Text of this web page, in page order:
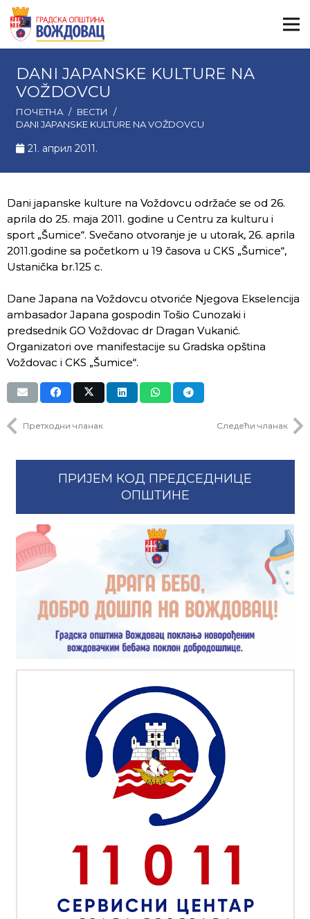
DANI JAPANSKE KULTURE NA
VOŽDOVCU
ПОЧЕТНА / ВЕСТИ
/
DANI JAPANSKE KULTURE NA VOŽDOVCU
21. април 2011.
Dani japanske kulture na Voždovcu održaće se od 26.
aprila do 25. maja 2011. godine u Centru za kulturu i
sport „Šumice“. Svečano otvoranje je u utorak, 26. aprila
2011.godine sa početkom u 19 časova u CKS „Šumice“,
Ustanička br.125 c.
Dane Japana na Voždovcu otvoriće Njegova Ekselencija
ambasador Japana gospodin Tošio Cunozaki i
predsednik GO Voždovac dr Dragan Vukanić.
Organizatori ove manifestacije su Gradska opština
Voždovac i CKS „Šumice“.
Претходни чланак Следећи чланак
ПРИЈЕМ КОД ПРЕДСЕДНИЦЕ
ОПШТИНЕ